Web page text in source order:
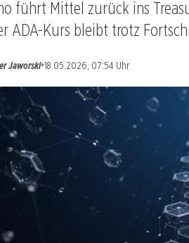
führt Mittel zurück ins
ADA-Kurs bleibt trotz
Jaworski•18.05.2026, 07:54 Uhr